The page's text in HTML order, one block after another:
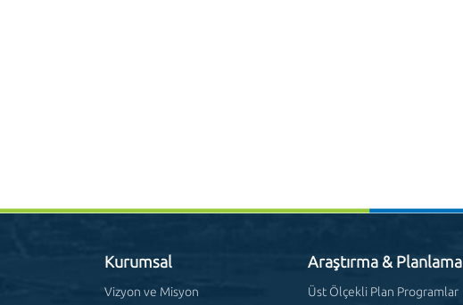
Kurumsal
Vizyon ve Misyon
Araştırma & Planlama
Üst Ölçekli Plan Programlar